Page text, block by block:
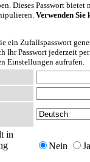
Dieses Passwort
Verwenden Sie
ein Zufallspasswort
Ihr Passwort jederzeit
Einstellungen aufrufen.
in
Nein Ja